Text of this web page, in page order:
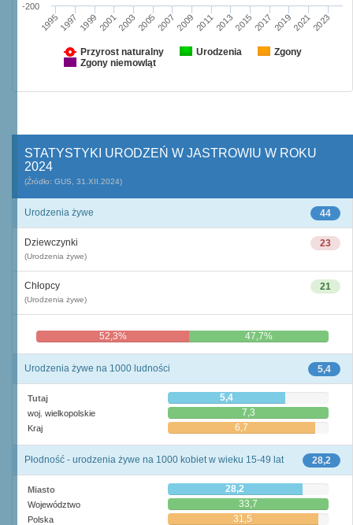
Przyrost naturalny Urodzenia
Zgony
Zgony niemowląt
19951997 1999200120032005200720092011201320152017 201920212023
-200
STATYSTYKI URODZEŃ W JASTROWIU W ROKU
2024
(Źródło: GUS, 31.XII.2024)
44
Urodzenia żywe
23
Dziewczynki
(Urodzenia żywe)
21
Chłopcy
(Urodzenia żywe)
52,3% 47,7%
5,4
Urodzenia żywe na 1000 ludności
Tutaj 5,4
woj. wielkopolskie 7,3
Kraj 6,7
28,2
Płodność - urodzenia żywe na 1000 kobiet w wieku 15-49 lat
Miasto 28,2
Województwo 33,7
Polska 31,5